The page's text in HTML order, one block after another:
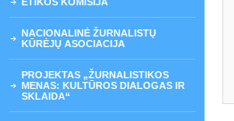
NACIONALINĖ ŽURNALISTŲ
KŪRĖJŲ ASOCIACIJA
PROJEKTAS „ŽURNALISTIKOS
MENAS: KULTŪROS DIALOGAS IR
SKLAIDA“